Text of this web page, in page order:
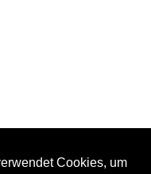
Cookies, um